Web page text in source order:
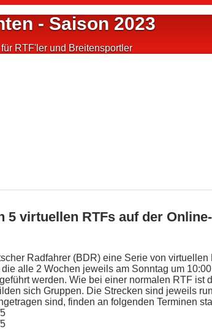
- Saison 2023
RTF'ler und Breitensportler
5 virtuellen RTFs auf der
Radfahrer (BDR) eine Serie von
alle 2 Wochen jeweils am Sonntag um
werden. Wie bei einer normalen RTF ist
sich Gruppen. Die Strecken sind jeweils
sind, finden an folgenden Terminen